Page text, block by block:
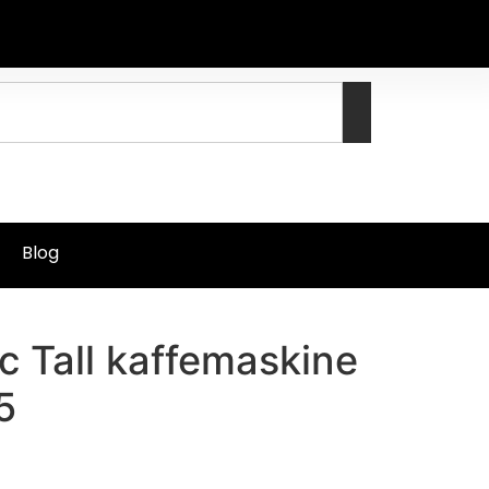
Blog
Tall kaffemaskine